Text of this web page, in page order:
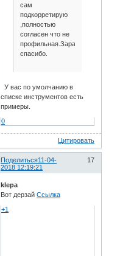
сам
подкорретирую
,полностью
согласен что не
профильная.Заранее
спасибо.
У вас по умолчанию в
списке инструментов есть
примеры.
0
Цитировать
Поделиться 17
11-04-
2018 12:19:21
klepa
Вот дерзайСсылка
+1